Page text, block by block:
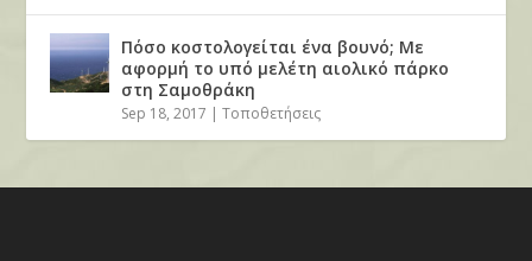
Πόσο κοστολογείται ένα βουνό; Με
αφορμή το υπό μελέτη αιολικό πάρκο
στη Σαμοθράκη
Sep 18, 2017 |Τοποθετήσεις